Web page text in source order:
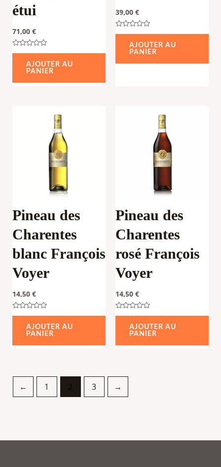
étui
71,00 €
Note
AJOUTER AU
PANIER
39,00 €
Note
AJOUTER AU
PANIER
Pineau des
Charentes
blanc François
Voyer
14,50 €
Note
AJOUTER AU
PANIER
Pineau des
Charentes
rosé François
Voyer
14,50 €
Note
AJOUTER AU
PANIER
← 1 2 3 →